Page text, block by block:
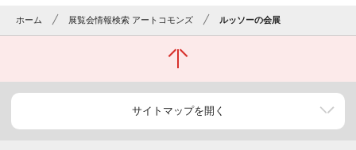
ホーム 展覧会情報検索 アートコモンズ ルッソーの会展
サイトマップを開く